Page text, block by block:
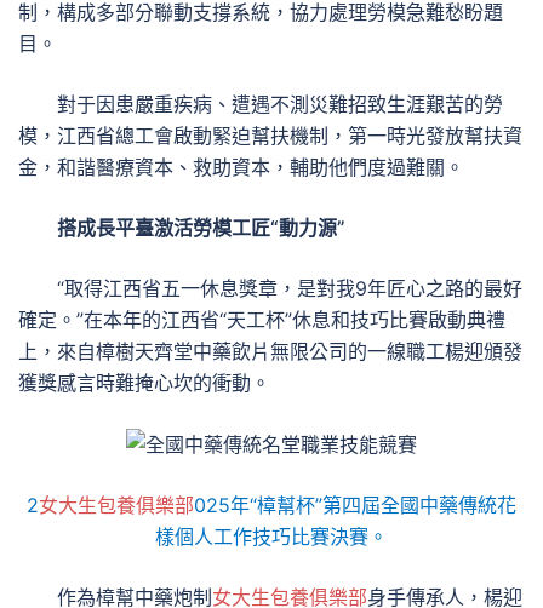
制，構成多部分聯動支撐系統，協力處理勞模急難愁盼題
目。
對于因患嚴重疾病、遭遇不測災難招致生涯艱苦的勞
模，江西省總工會啟動緊迫幫扶機制，第一時光發放幫扶資
金，和諧醫療資本、救助資本，輔助他們度過難關。
搭成長平臺激活勞模工匠“動力源”
“取得江西省五一休息獎章，是對我9年匠心之路的最好
確定。”在本年的江西省“天工杯”休息和技巧比賽啟動典禮
上，來自樟樹天齊堂中藥飲片無限公司的一線職工楊迎頒發
獲獎感言時難掩心坎的衝動。
2女大生包養俱樂部025年“樟幫杯”第四屆全國中藥傳統花
樣個人工作技巧比賽決賽。
作為樟幫中藥炮制 女大生包養俱樂部身手傳承人，楊迎